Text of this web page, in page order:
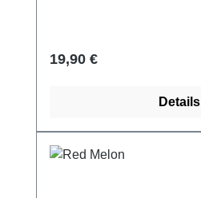
Regulärer Preis:
19,90 €
Details